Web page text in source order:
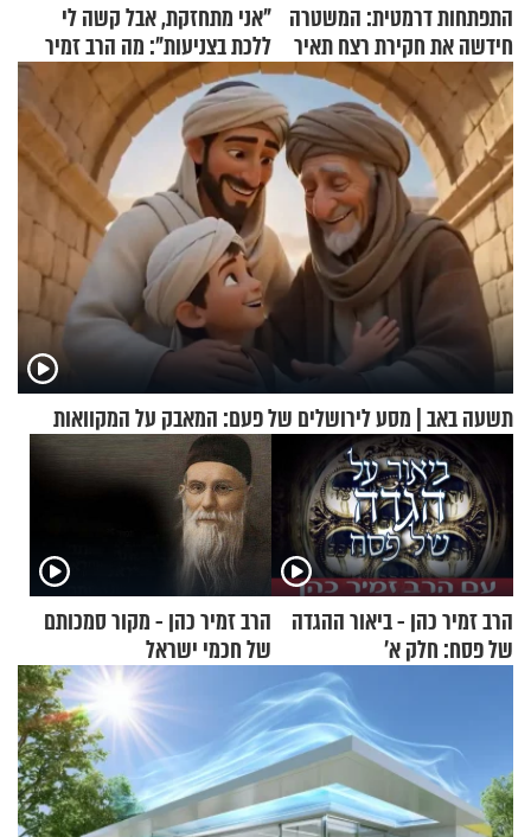
התפתחות דרמטית: המשטרה
חידשה את חקירת רצח תאיר
ראדה
"אני מתחזקת, אבל קשה לי
ללכת בצניעות": מה הרב זמיר
כהן המליץ לה לעשות?
תשעה באב | מסע לירושלים של פעם: המאבק על המקוואות
הרב זמיר כהן - ביאור ההגדה
של פסח: חלק א’
הרב זמיר כהן - מקור סמכותם
של חכמי ישראל